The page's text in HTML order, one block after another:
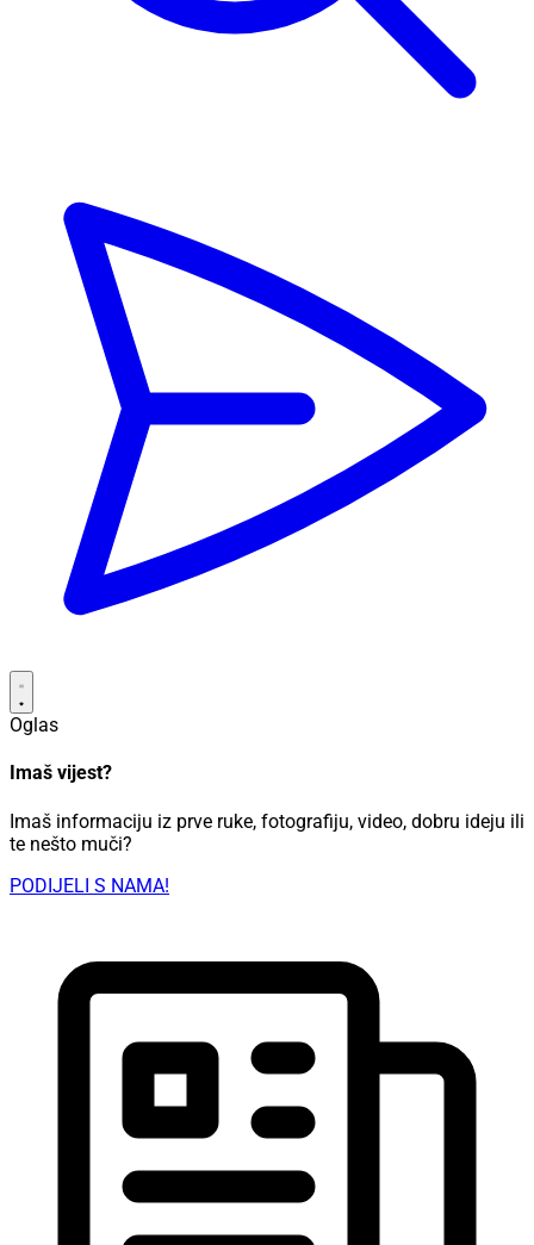
Oglas
Imaš vijest?
Imaš informaciju iz prve ruke, fotografiju, video, dobru ideju ili
te nešto muči?
PODIJELI S NAMA!